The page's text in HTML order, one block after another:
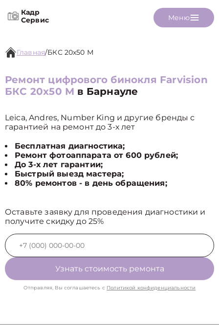
Кадр
Сервис
Меню
Главная/БКС 20x50 М
Ремонт цифрового бинокля Farvision
БКС 20x50 М в Барнауле
Leica, Andres, Number King и другие бренды с
гарантией на ремонт до 3-х лет
Бесплатная диагностика;
Ремонт фотоаппарата от 600 рублей;
До 3-х лет гарантии;
Быстрый выезд мастера;
80% ремонтов - в день обращения;
Оставьте заявку для проведения диагностики и
получите скидку до 25%
Узнать стоимость ремонта
Отправляя, Вы соглашаетесь с Политикой конфиденциальности